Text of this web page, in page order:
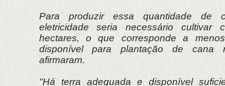
Para produzir essa quantidade de
eletricidade seria necessário
hectares, o que corresponde a
disponível para plantação de cana
afirmaram.
"Há terra adequada e disponível